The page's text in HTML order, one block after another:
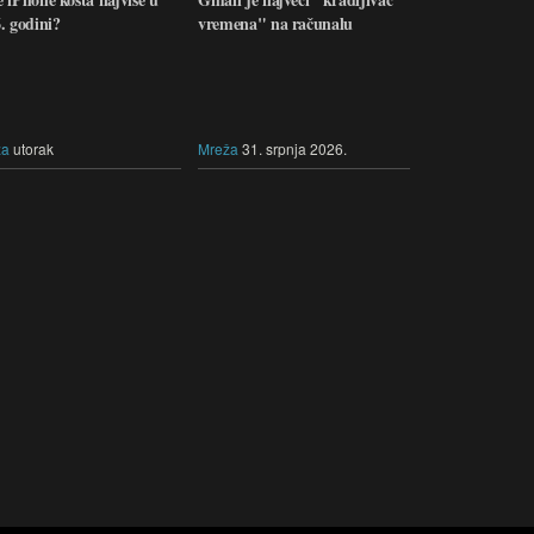
godini?
utorak
vremena" na računalu
Mreža 31. srpnja 2026.